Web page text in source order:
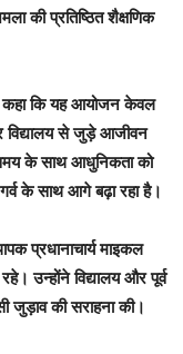
की प्रतिष्ठित शैक्षणिक
ने कहा कि यह आयोजन केवल
विद्यालय से जुड़े आजीवन
के साथ आधुनिकता को
के साथ आगे बढ़ा रहा है।
प्रधानाचार्य माइकल
उन्होंने विद्यालय और पूर्व
जुड़ाव की सराहना की।